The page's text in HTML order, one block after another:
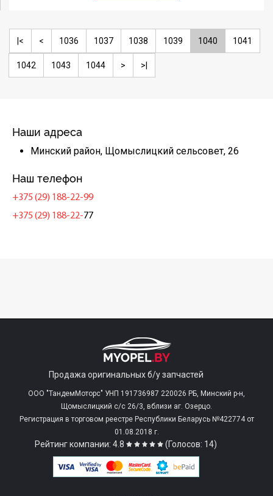
|< < 1036 1037 1038 1039 1040 1041
1042 1043 1044 > >|
Наши адреса
Минский район, Щомыслицкий сельсовет, 26
Наш телефон
+375 (29) 188-22-99
+375 (29) 188-22-77
Продажа оригинальных б/у запчастей
ООО "ТандемМоторс" УНП 191736987 220026 РБ, Минский р-н,
Щомыслицкий с/c 26/3, вблизи аг. Озерцо.
Регистрация в торговом реестре Республики Беларусь №422774 от
01.08.2018 г.
Рейтинг компании: 4.8 (Голосов: 14)